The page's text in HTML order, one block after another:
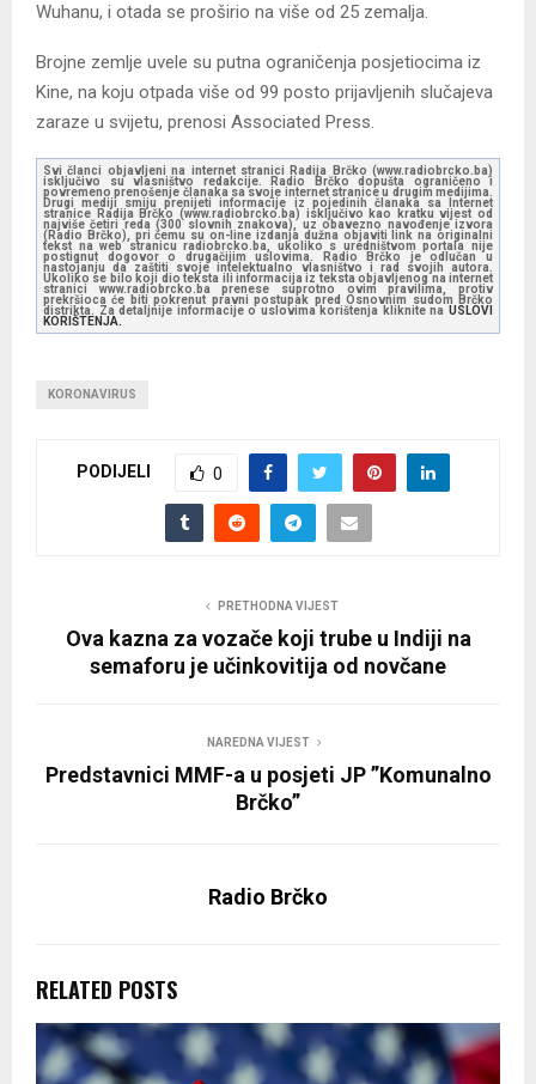
Wuhanu, i otada se proširio na više od 25 zemalja.
Brojne zemlje uvele su putna ograničenja posjetiocima iz
Kine, na koju otpada više od 99 posto prijavljenih slučajeva
zaraze u svijetu, prenosi Associated Press.
Svi članci objavljeni na internet stranici Radija Brčko (www.radiobrcko.ba)
isključivo su vlasništvo redakcije. Radio Brčko dopušta ograničeno i
povremeno prenošenje članaka sa svoje internet stranice u drugim medijima.
Drugi mediji smiju prenijeti informacije iz pojedinih članaka sa Internet
stranice Radija Brčko (www.radiobrcko.ba) isključivo kao kratku vijest od
najviše četiri reda (300 slovnih znakova), uz obavezno navođenje izvora
(Radio Brčko), pri čemu su on-line izdanja dužna objaviti link na originalni
tekst na web stranicu radiobrcko.ba, ukoliko s uredništvom portala nije
postignut dogovor o drugačijim uslovima. Radio Brčko je odlučan u
nastojanju da zaštiti svoje intelektualno vlasništvo i rad svojih autora.
Ukoliko se bilo koji dio teksta ili informacija iz teksta objavljenog na internet
stranici www.radiobrcko.ba prenese suprotno ovim pravilima, protiv
prekršioca će biti pokrenut pravni postupak pred Osnovnim sudom Brčko
distrikta. Za detaljnije informacije o uslovima korištenja kliknite na USLOVI
KORIŠTENJA.
KORONAVIRUS
PODIJELI 0
PRETHODNA VIJEST
Ova kazna za vozače koji trube u Indiji na
semaforu je učinkovitija od novčane
NAREDNA VIJEST
Predstavnici MMF-a u posjeti JP ”Komunalno
Brčko”
Radio Brčko
RELATED POSTS